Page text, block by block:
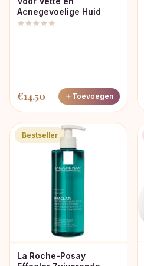
Acnegevoelige Huid
€14,50 Toevoegen
Bestseller
La Roche-Posay